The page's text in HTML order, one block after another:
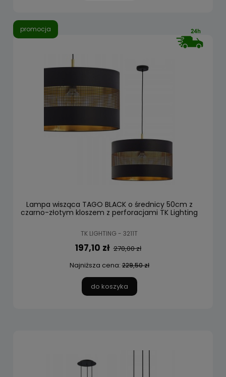
Lampa wisząca TAGO BLACK o średnicy 50cm z
czarno-złotym kloszem z perforacjami TK Lighting
TK LIGHTING - 3211T
197,10 zł 270,00 zł
Najniższa cena:229,50 zł
do koszyka
promocja